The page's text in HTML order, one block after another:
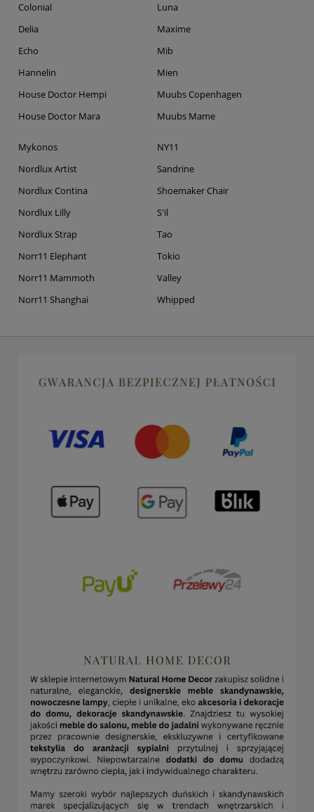
Colonial
Delia
Echo
Hannelin
House Doctor Hempi
House Doctor Mara
Luna
Maxime
Mib
Mien
Muubs Copenhagen
Muubs Mame
Mykonos
Nordlux Artist
Nordlux Contina
Nordlux Lilly
Nordlux Strap
Norr11 Elephant
Norr11 Mammoth
Norr11 Shanghai
NY11
Sandrine
Shoemaker Chair
S'il
Tao
Tokio
Valley
Whipped